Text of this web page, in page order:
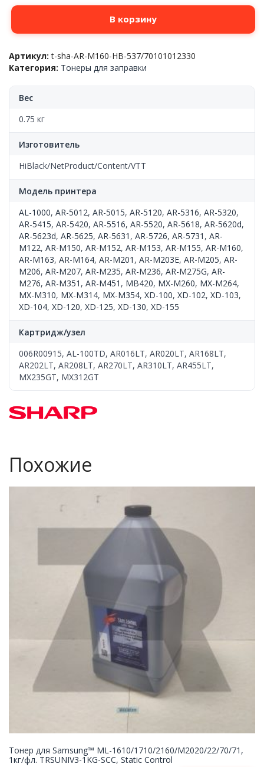
Количество
Тонер
заправки
Sharp™
M160/163/200/205,
Bk,
537
флакон,
В корзину
Артикул:t-sha-AR-M160-HB-537/70101012330
Категория: Тонеры для заправки
Вес
0.75 кг
Изготовитель
HiBlack/NetProduct/Content/VTT
Модель принтера
AL-1000, AR-5012, AR-5015, AR-5120, AR-5316, AR-5320,
AR-5415, AR-5420, AR-5516, AR-5520, AR-5618, AR-5620d,
AR-5623d, AR-5625, AR-5631 , AR-5726, AR-5731 , AR-
M122, AR-M150, AR-M152, AR-M153, AR-M155, AR-M160,
AR-M163, AR-M164, AR-M201 , AR-M203E, AR-M205, AR-
M206, AR-M207, AR-M235, AR-M236, AR-M275G, AR-
M276, AR-M351 , AR-M451 , MB420, MX-M260, MX-M264,
MX-M310, MX-M314, MX-M354, XD-100, XD-102, XD-103,
XD-104, XD-120, XD-125, XD-130, XD-155
Картридж/узел
006R00915, AL-100TD, AR016LT, AR020LT, AR168LT,
AR202LT, AR208LT, AR270LT, AR310LT, AR455LT,
MX235GT, MX312GT
Похожие
Тонер для Samsung™ ML-1610/1710/2160/M2020/22/70/71,
1кг/фл. TRSUNIV3-1KG-SCC, Static Control